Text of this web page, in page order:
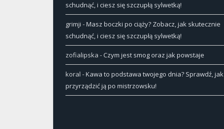
schudnąć, i ciesz się szczupłą sylwetką!
grimji -Masz boczki po ciąży? Zobacz, jak skutecznie
schudnąć, i ciesz się szczupłą sylwetką!
zofialipska -Czym jest smog oraz jak powstaje
koral -Kawa to podstawa twojego dnia? Sprawdź, jak
przyrządzić ją po mistrzowsku!